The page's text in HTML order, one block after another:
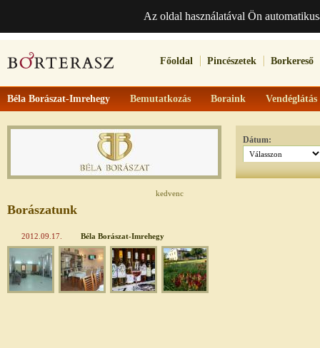
Az oldal használatával Ön
Főoldal Pincészetek Borkereső
Béla Borászat-Imrehegy Bemutatkozás Boraink Vendéglátás
Dátum:
kedvenc
Borászatunk
2012.09.17. Béla Borászat-Imrehegy